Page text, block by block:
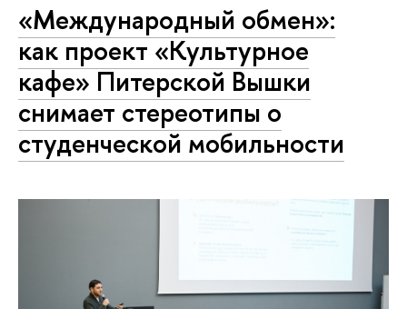
«Международный обмен»:
как проект «Культурное
кафе» Питерской Вышки
снимает стереотипы о
студенческой мобильности